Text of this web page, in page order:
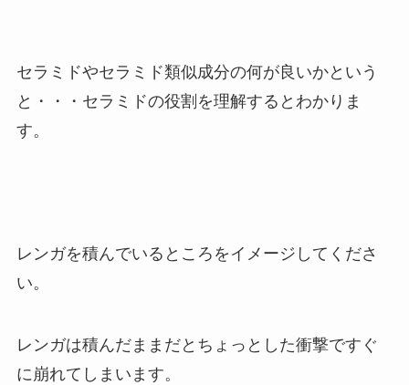
セラミドやセラミド類似成分の何が良いかという
と・・・セラミドの役割を理解するとわかりま
す。
レンガを積んでいるところをイメージしてくださ
い。
レンガは積んだままだとちょっとした衝撃ですぐ
に崩れてしまいます。